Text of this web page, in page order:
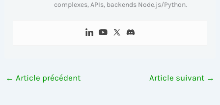
complexes, APIs, backends Node.js/Python.
← Article précédent Article suivant →